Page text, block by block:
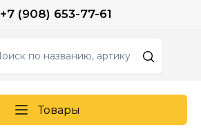
+7 (908) 653-77-61
Товары